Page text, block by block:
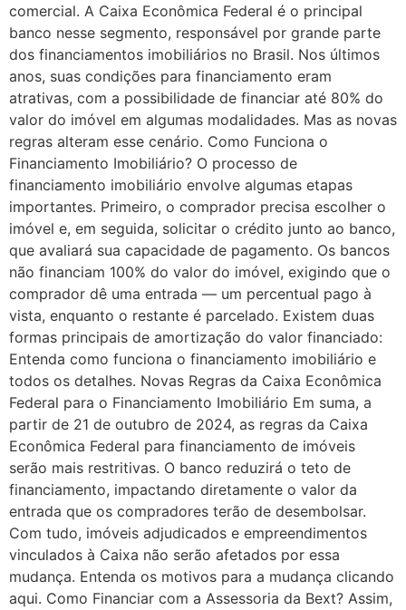
comercial. A Caixa Econômica Federal é o principal
banco nesse segmento, responsável por grande parte
dos financiamentos imobiliários no Brasil. Nos últimos
anos, suas condições para financiamento eram
atrativas, com a possibilidade de financiar até 80% do
valor do imóvel em algumas modalidades. Mas as novas
regras alteram esse cenário. Como Funciona o
Financiamento Imobiliário? O processo de
financiamento imobiliário envolve algumas etapas
importantes. Primeiro, o comprador precisa escolher o
imóvel e, em seguida, solicitar o crédito junto ao banco,
que avaliará sua capacidade de pagamento. Os bancos
não financiam 100% do valor do imóvel, exigindo que o
comprador dê uma entrada — um percentual pago à
vista, enquanto o restante é parcelado. Existem duas
formas principais de amortização do valor financiado:
Entenda como funciona o financiamento imobiliário e
todos os detalhes. Novas Regras da Caixa Econômica
Federal para o Financiamento Imobiliário Em suma, a
partir de 21 de outubro de 2024, as regras da Caixa
Econômica Federal para financiamento de imóveis
serão mais restritivas. O banco reduzirá o teto de
financiamento, impactando diretamente o valor da
entrada que os compradores terão de desembolsar.
Com tudo, imóveis adjudicados e empreendimentos
vinculados à Caixa não serão afetados por essa
mudança. Entenda os motivos para a mudança clicando
aqui. Como Financiar com a Assessoria da Bext? Assim,